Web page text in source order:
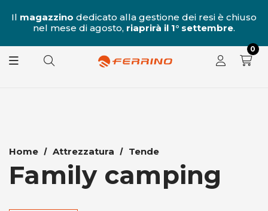
Il magazzino dedicato alla gestione dei resi è chiuso
nel mese di agosto, riaprirà il 1° settembre.
0
Home Attrezzatura Tende
Family camping